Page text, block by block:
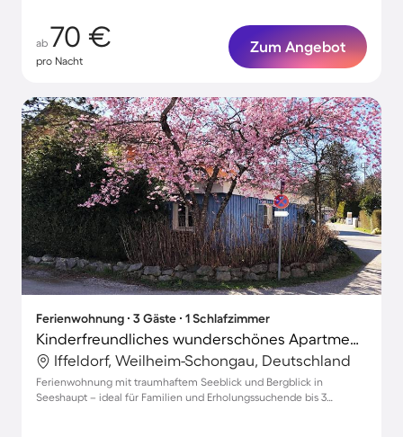
ab 70 €
pro Nacht
Zum Angebot
Ferienwohnung ∙ 3 Gäste ∙ 1 Schlafzimmer
Kinderfreundliches wunderschönes Apartment mit Terrasse | Bergblick
Iffeldorf, Weilheim-Schongau, Deutschland
Ferienwohnung mit traumhaftem Seeblick und Bergblick in
Seeshaupt – ideal für Familien und Erholungssuchende bis 3